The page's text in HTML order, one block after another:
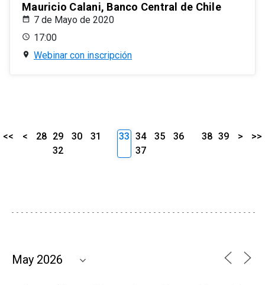
Mauricio Calani, Banco Central de Chile
7 de Mayo de 2020
17:00
Webinar con inscripción
<< < 28 29 30
31
32
33 34 35
36
37
38 39 > >>